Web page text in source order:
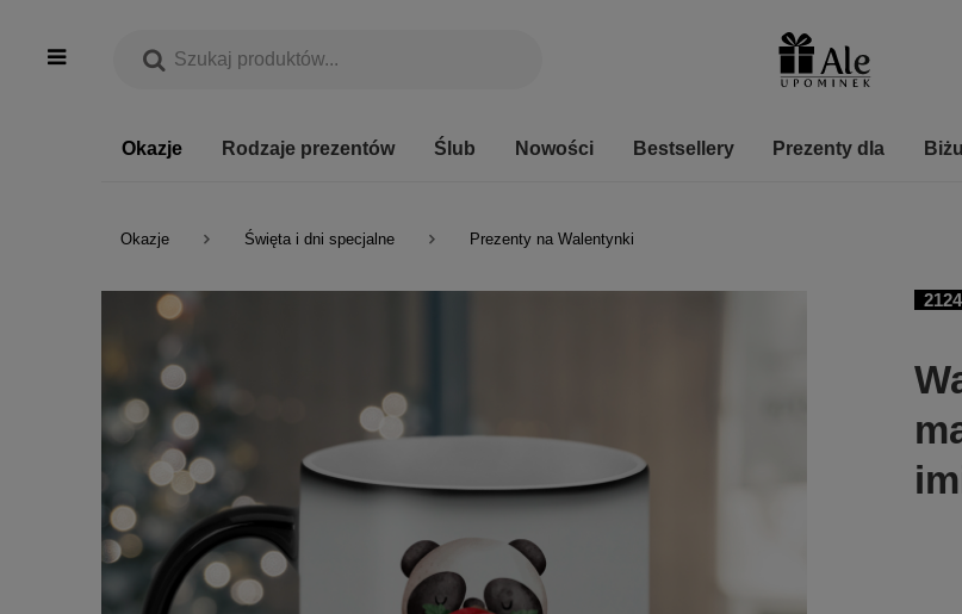
Okazje Rodzaje prezentów Ślub Nowości Bestsellery Prezenty dla
Okazje Święta i dni specjalne Prezenty na Walentynki